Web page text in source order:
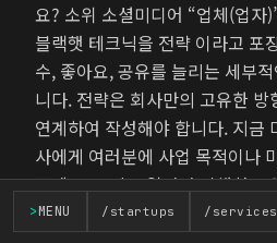
요? 소위 소셜미디어 “업체(업자
블랙햇 테크닉을 전략 이라고 포
수, 좋아요, 공유를 늘리는 세부
니다. 전략은 회사만의 고유한
연계하여 작성해야 합니다. 지금
사에게 여러분에 사업 목적이나
보세요. 그리고 얼마나 이해하고
지 한 번 확인해보세요.
>MENU /startups /services